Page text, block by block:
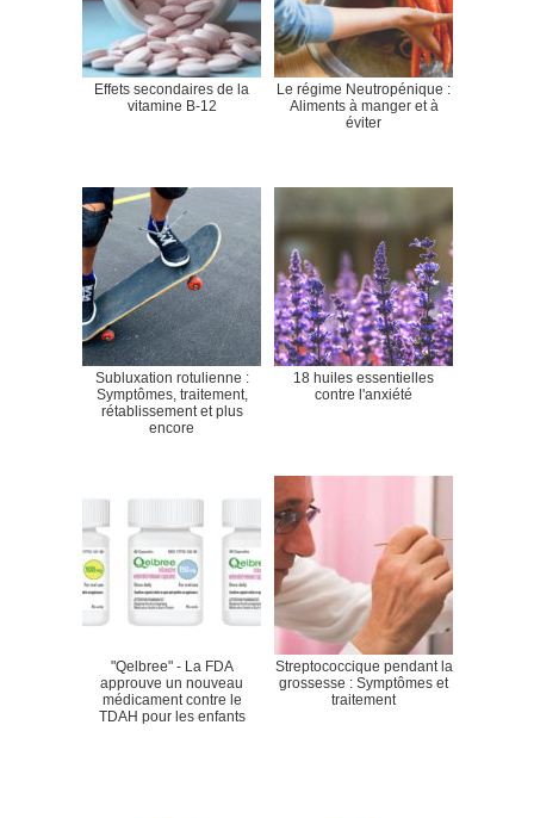
Effets secondaires de la
vitamine B-12
Le régime Neutropénique :
Aliments à manger et à
éviter
Subluxation rotulienne :
Symptômes, traitement,
rétablissement et plus
encore
18 huiles essentielles
contre l'anxiété
"Qelbree" - La FDA
approuve un nouveau
médicament contre le
TDAH pour les enfants
Streptococcique pendant la
grossesse : Symptômes et
traitement